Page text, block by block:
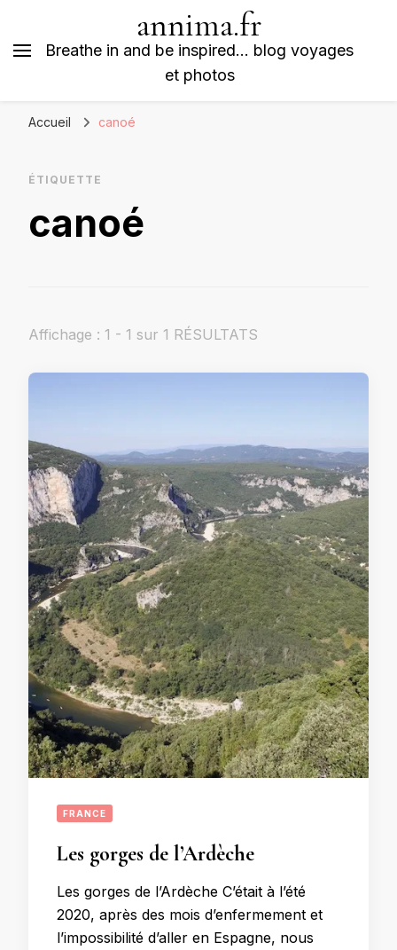
annima.fr
Breathe in and be inspired… blog voyages
et photos
Accueil canoé
ÉTIQUETTE
canoé
Affichage : 1 - 1 sur 1 RÉSULTATS
FRANCE
Les gorges de l’Ardèche
Les gorges de l’Ardèche C’était à l’été
2020, après des mois d’enfermement et
l’impossibilité d’aller en Espagne, nous